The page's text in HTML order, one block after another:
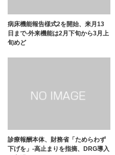
病床機能報告様式2を開始、来月13
日まで-外来機能は2月下旬から3月上
旬めど
診療報酬本体、財務省「ためらわず
下げを」-高止まりを指摘、DRG導入